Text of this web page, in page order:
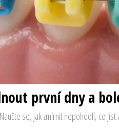
první dny a
se, jak zmírnit nepohodlí, co